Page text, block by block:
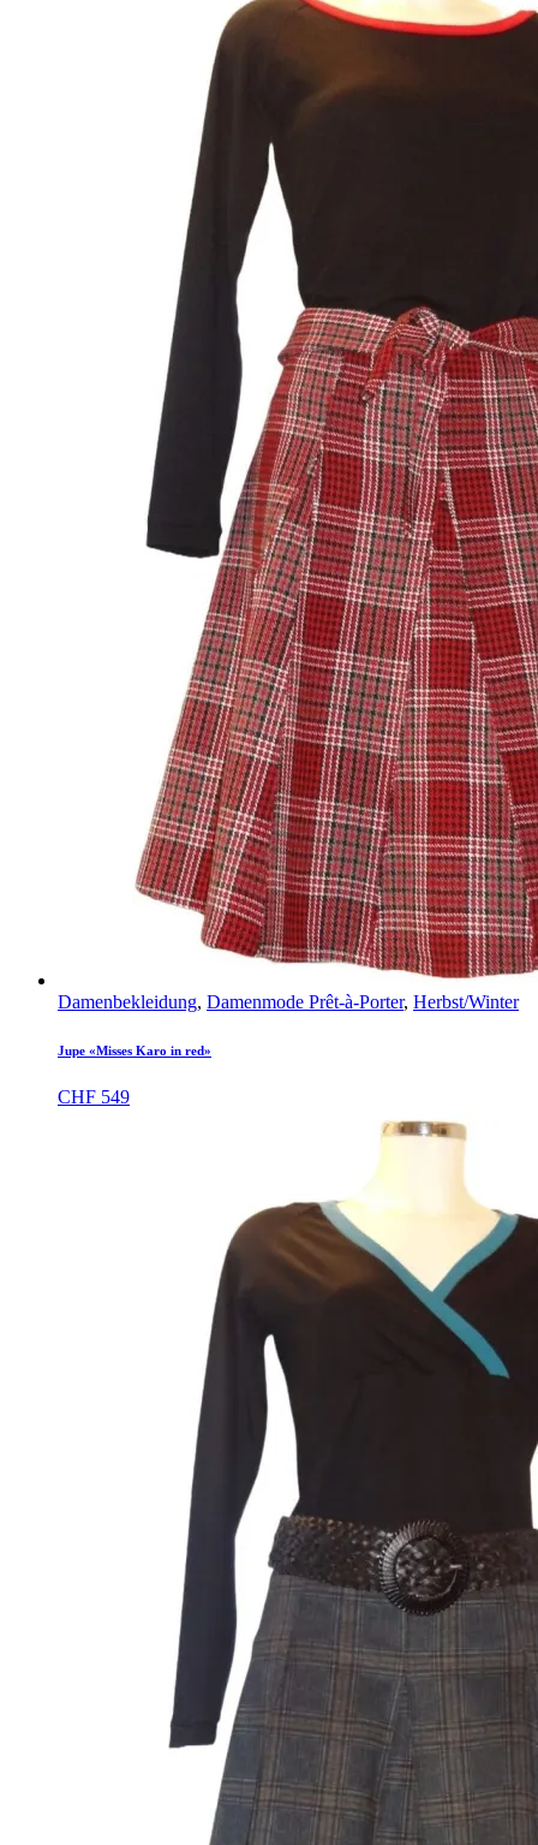
Damenbekleidung, Damenmode Prêt-à-Porter, Herbst/Winter
Jupe «Misses Karo in red»
CHF 549